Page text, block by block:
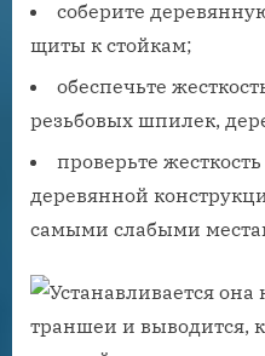
соберите
щиты к стойкам;
обеспечьте
резьбовых шпилек,
проверьте
деревянной
самыми слабыми